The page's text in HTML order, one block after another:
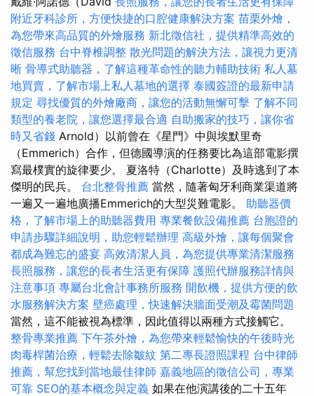
附近牙科診所，方便快捷的口腔健康解決方案 苗栗外燴，
為您帶來高品質的外燴服務 新北徵信社，提供精準高效的
徵信服務 台中脊椎調整 散光問題的解決方法，讓視力更清
晰 骨導式助聽器，了解這種革命性的聽力輔助技術 私人墓
地買賣，了解市場上私人墓地的選擇 泰國簽證的最新申請
規定 尋找優質的外燴廠商，讓您的活動無懈可擊 了解不同
類型的養老院，讓您選擇最合適 自助搬家的技巧，讓你省
時又省錢 Arnold）以前曾在《星門》中與埃默里奇
（Emmerich）合作，但德國導演的任務要比為這部電影撰
寫最樸實的旋律要少。 夏洛特（Charlotte）及時逃到了本
傑明的民兵。 台北整骨推薦 當然，隨著匈牙利商業渠道將
一遍又一遍地廣播Emmerich的大型災難電影。 助聽器價
格，了解市場上的助聽器費用 專業餐飲設備推薦 台胞證的
申請步驟詳細說明，助您輕鬆辦理 高級外燴，讓每個聚會
都成為難忘的盛宴 高效清潔人員，為您提供專業清潔服務
長照服務，讓您的長者生活更有保障 護照代辦服務詳情與
注意事項 專屬台北會計事務所服務 開飲機，提供方便的飲
水服務解決方案 壁癌處理，快速解決牆面受潮及霉菌問題
當然，這不能被視為標準，因此值得以兩種方式接觸它。
整骨專業推薦 下午茶外燴，為您帶來輕鬆愉快的午後時光
肉毒桿菌治療，輕鬆去除皺紋 第二專長證照課程 台中律師
推薦，幫您找到當地最佳律師 嘉義地區的徵信公司，專業
可靠 SEO的基本概念與定義 如果在他演講後的二十五年